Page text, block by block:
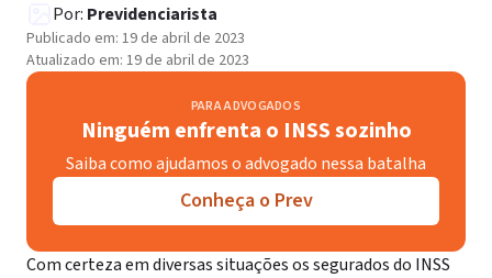
Por: Previdenciarista
Publicado em: 19 de abril de 2023
Atualizado em: 19 de abril de 2023
PARA ADVOGADOS
Ninguém enfrenta o INSS sozinho
Saiba como ajudamos o advogado nessa batalha
Conheça o Prev
Com certeza em diversas situações os segurados do INSS